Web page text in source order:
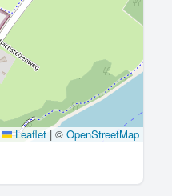
Leaflet |© OpenStreetMap